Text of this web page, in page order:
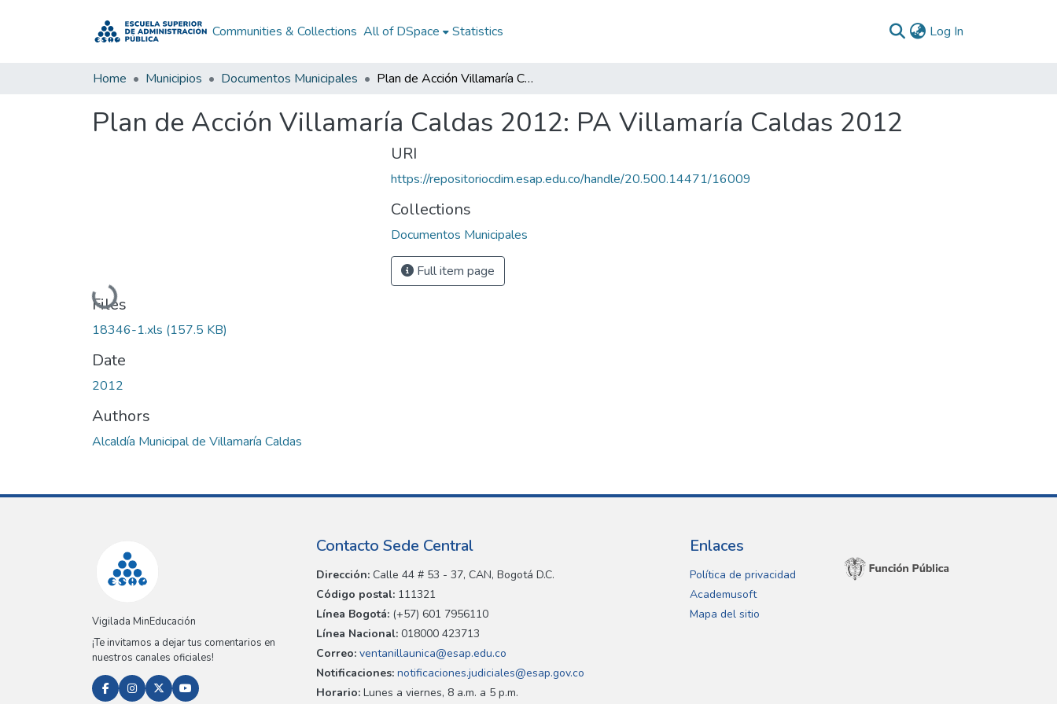
Communities & Collections All of DSpace Statistics Log In
Home Municipios Documentos Municipales Plan de Acción Villamaría Caldas 2012: PA Villamaría Caldas 2012
Plan de Acción Villamaría Caldas 2012: PA Villamaría Caldas 2012
Loading...
Files
18346-1.xls (157.5 KB)
Date
2012
Authors
Alcaldía Municipal de Villamaría Caldas
URI
https://repositoriocdim.esap.edu.co/handle/20.500.14471/16009
Collections
Documentos Municipales
Full item page
Vigilada MinEducación
¡Te invitamos a dejar tus comentarios en
nuestros canales oficiales!
Contacto Sede Central
Dirección: Calle 44 # 53 - 37, CAN, Bogotá D.C.
Código postal: 111321
Línea Bogotá: (+57) 601 7956110
Línea Nacional: 018000 423713
Correo: ventanillaunica@esap.edu.co
Notificaciones: notificaciones.judiciales@esap.gov.co
Horario: Lunes a viernes, 8 a.m. a 5 p.m.
Enlaces
Política de privacidad
Academusoft
Mapa del sitio